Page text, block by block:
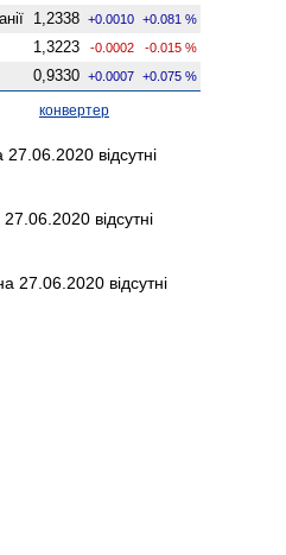
1,2338 +0.0010 +0.081 %
1,3223 -0.0002 -0.015 %
0,9330 +0.0007 +0.075 %
конвертер
відсутні
відсутні
27.06.2020 відсутні